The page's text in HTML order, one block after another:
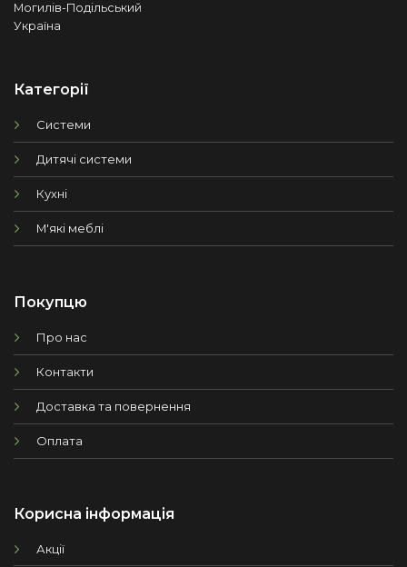
Могилів-Подільський
Україна
Категорії
Системи
Дитячі системи
Кухні
М'які меблі
Покупцю
Про нас
Контакти
Доставка та повернення
Оплата
Корисна інформація
Акції